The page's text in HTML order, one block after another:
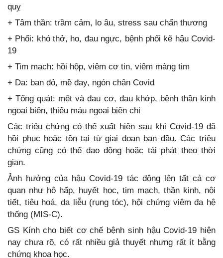
quỵ
+ Tâm thần: trầm cảm, lo âu, stress sau chấn thương
+ Phổi: khó thở, ho, đau ngực, bệnh phổi kẽ hậu Covid-
19
+ Tim mạch: hồi hộp, viêm cơ tin, viêm màng tim
+ Da: ban đỏ, mề đay, ngón chân Covid
+ Tổng quát: mệt và đau cơ, đau khớp, bệnh thần kinh
ngoại biên, thiếu máu ngoại biên chi
Các triệu chứng có thể xuất hiện sau khi Covid-19 đã
hồi phục hoặc tồn tại từ giai đoạn ban đầu. Các triệu
chứng cũng có thể dao động hoặc tái phát theo thời
gian.
Ảnh hưởng của hậu Covid-19 tác động lên tất cả cơ
quan như hô hấp, huyết học, tim mạch, thần kinh, nội
tiết, tiêu hoá, da liễu (rụng tóc), hội chứng viêm đa hệ
thống (MIS-C).
GS Kính cho biết cơ chế bệnh sinh hậu Covid-19 hiện
nay chưa rõ, có rất nhiều giả thuyết nhưng rất ít bằng
chứng khoa học.